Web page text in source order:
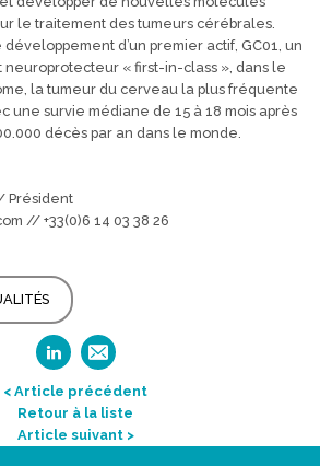
le traitement des tumeurs cérébrales.
d’un premier actif, GC01, un
« first-in-class », dans le
la tumeur du cerveau la plus fréquente
une survie médiane de 15 à 18 mois après
décès par an dans le monde.
Président
// +33(0)6 14 03 38 26
< Article précédent
Retour à la liste
Article suivant >